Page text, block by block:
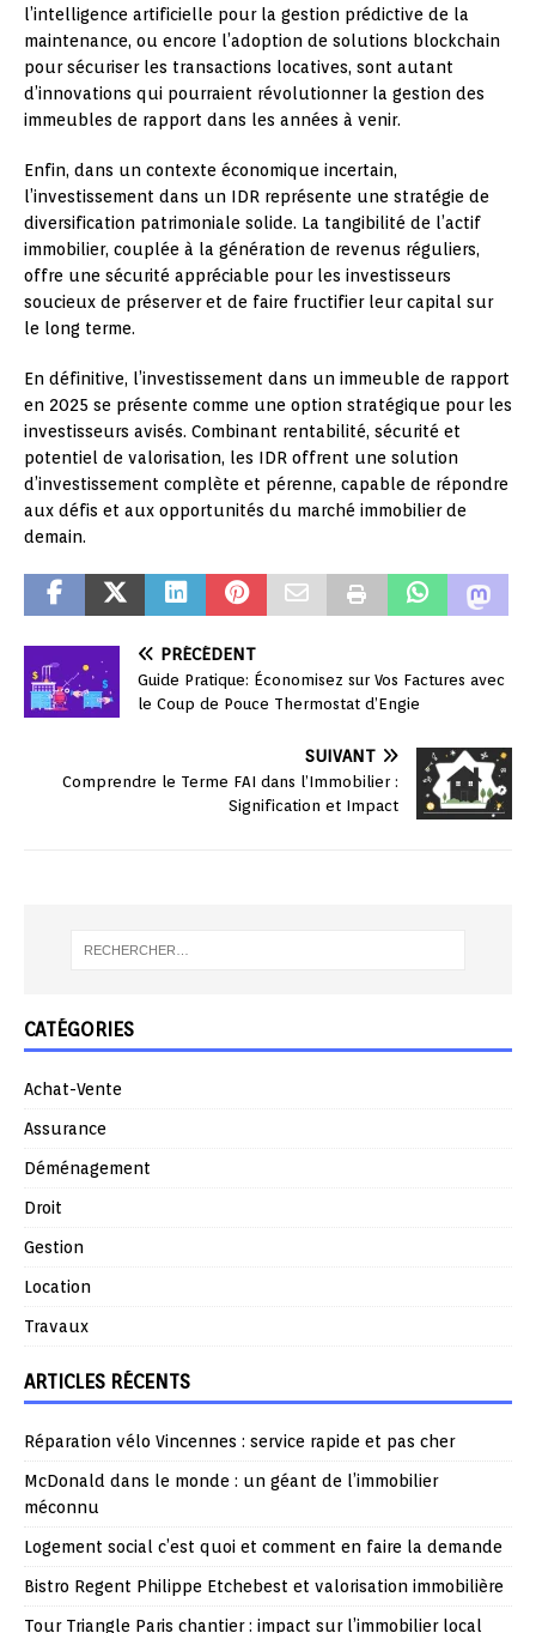
l’intelligence artificielle pour la gestion prédictive de la
maintenance, ou encore l’adoption de solutions blockchain
pour sécuriser les transactions locatives, sont autant
d’innovations qui pourraient révolutionner la gestion des
immeubles de rapport dans les années à venir.
Enfin, dans un contexte économique incertain,
l’investissement dans un IDR représente une stratégie de
diversification patrimoniale solide. La tangibilité de l’actif
immobilier, couplée à la génération de revenus réguliers,
offre une sécurité appréciable pour les investisseurs
soucieux de préserver et de faire fructifier leur capital sur
le long terme.
En définitive, l’investissement dans un immeuble de rapport
en 2025 se présente comme une option stratégique pour les
investisseurs avisés. Combinant rentabilité, sécurité et
potentiel de valorisation, les IDR offrent une solution
d’investissement complète et pérenne, capable de répondre
aux défis et aux opportunités du marché immobilier de
demain.
PRÉCÉDENT
Guide Pratique: Économisez sur Vos Factures avec
le Coup de Pouce Thermostat d’Engie
SUIVANT
Comprendre le Terme FAI dans l’Immobilier :
Signification et Impact
CATÉGORIES
Achat-Vente
Assurance
Déménagement
Droit
Gestion
Location
Travaux
ARTICLES RÉCENTS
Réparation vélo Vincennes : service rapide et pas cher
McDonald dans le monde : un géant de l’immobilier
méconnu
Logement social c’est quoi et comment en faire la demande
Bistro Regent Philippe Etchebest et valorisation immobilière
Tour Triangle Paris chantier : impact sur l’immobilier local